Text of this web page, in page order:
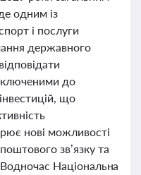
одним із
і послуги
державного
до
що
нові можливості
зв’язку та
Водночас Національна